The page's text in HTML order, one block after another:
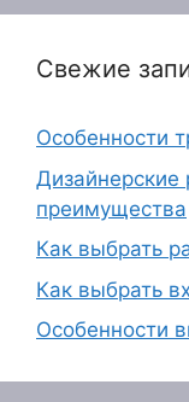
Свежие
Особенности
Дизайнерские
преимущества
Как выбрать
Как выбрать
Особенности